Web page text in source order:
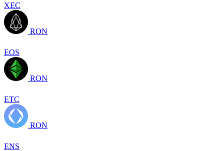
XEC
RON
EOS
RON
ETC
RON
ENS